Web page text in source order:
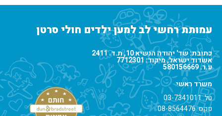
עמותת רחשי לב למען ילדים חולי סרטן
כתובת: שד' יהודה הנשיא 10, ת.ד. 2411
אשדוד ישראל, מיקוד: 7712301
ע.ר. 580156669
משרד ראשי
טל.03-7341011
פקס. 08-8564476